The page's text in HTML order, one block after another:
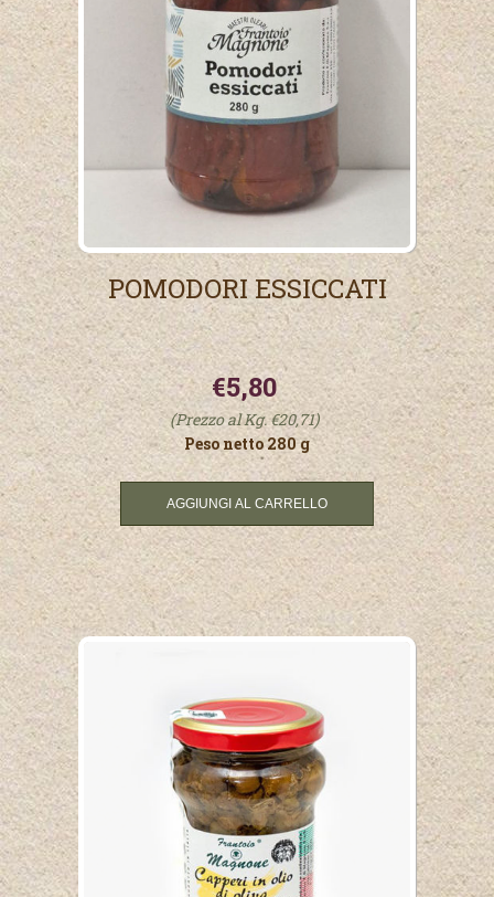
POMODORI ESSICCATI
€5,80
(Prezzo al Kg. €20,71)
Peso netto 280 g